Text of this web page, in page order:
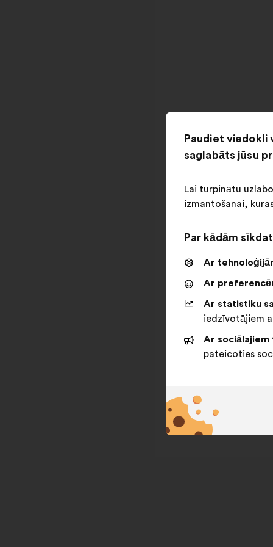
Paudiet viedokli
saglabāts jūsu
Lai turpinātu
izmantošanai,
Par kādām
Ar
Ar
Ar statistiku
iedzīvotājiem
Ar sociālajiem
pateicoties